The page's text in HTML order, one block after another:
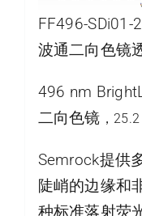
FF496-SDi01-
波通二向色镜
496 nm
二向色镜 ，
Semrock提供
陡峭的边缘和
种标准落射荧